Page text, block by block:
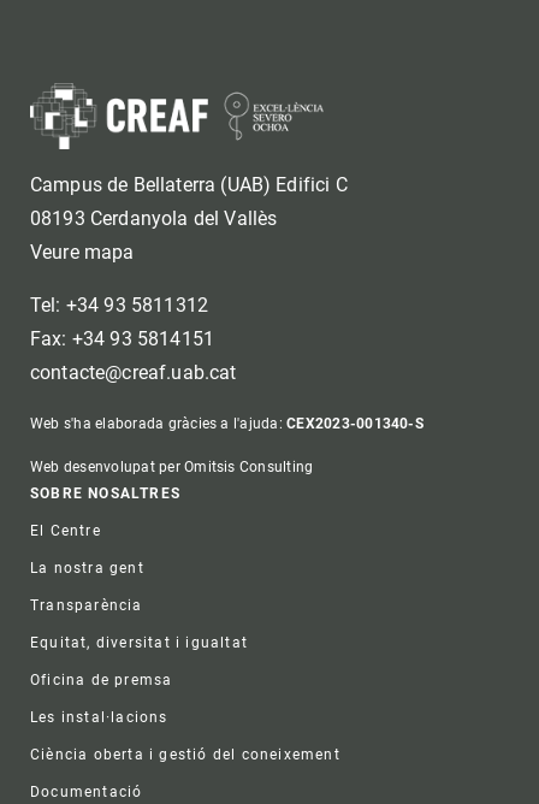
Campus de Bellaterra (UAB) Edifici C
08193 Cerdanyola del Vallès
Veure mapa
Tel: +34 93 5811312
Fax: +34 93 5814151
contacte@creaf.uab.cat
Web s'ha elaborada gràcies a l'ajuda:CEX2023-001340-S
Web desenvolupat per Omitsis Consulting
Footer
SOBRE NOSALTRES
El Centre
La nostra gent
Transparència
Equitat, diversitat i igualtat
Oficina de premsa
Les instal·lacions
Ciència oberta i gestió del coneixement
Documentació